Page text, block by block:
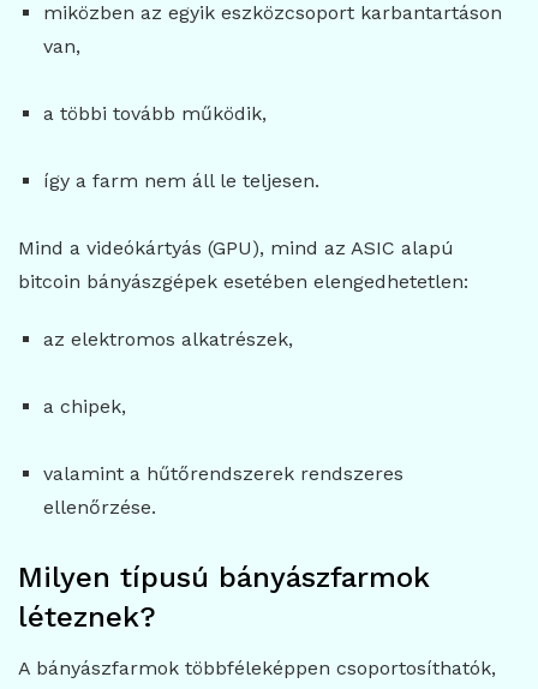
miközben az egyik eszközcsoport karbantartáson
van,
a többi tovább működik,
így a farm nem áll le teljesen.
Mind a videókártyás (GPU), mind az ASIC alapú
bitcoin bányászgépek esetében elengedhetetlen:
az elektromos alkatrészek,
a chipek,
valamint a hűtőrendszerek rendszeres
ellenőrzése.
Milyen típusú bányászfarmok
léteznek?
A bányászfarmok többféleképpen csoportosíthatók,